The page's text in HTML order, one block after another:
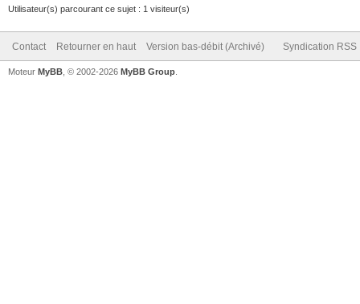
Utilisateur(s) parcourant ce sujet : 1 visiteur(s)
Contact Retourner en haut Version bas-débit (Archivé) Syndication RSS
Moteur MyBB , © 2002-2026 MyBB Group